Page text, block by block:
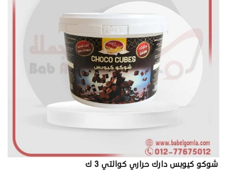
شوكو كيوبس دارك حراري كوالتي 3 ك